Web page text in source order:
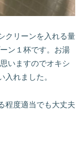
クリーンを入れる量
ン１杯です。お湯
いますのでオキシ
入れました。
程度適当でも大丈夫